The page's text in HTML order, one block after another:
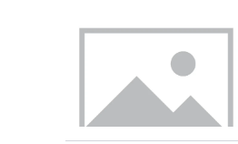
전환, 구독·콘텐츠 플랫폼 확
으로 보는 시각도 나온다. 홍범
스 사장은 2일 사내